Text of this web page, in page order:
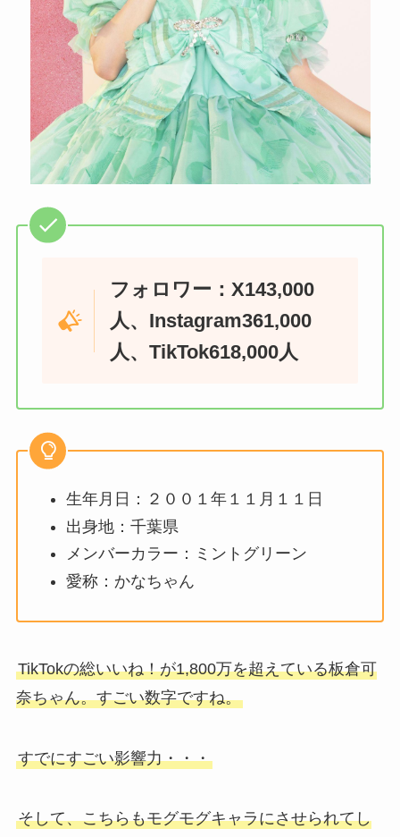
フォロワー：X143,000
人、Instagram361,000
人、TikTok618,000人
生年月日：２００１年１１月１１日
出身地：千葉県
メンバーカラー：ミントグリーン
愛称：かなちゃん
TikTokの総いいね！が1,800万を超えている板倉可
奈ちゃん。すごい数字ですね。
すでにすごい影響力・・・
そして、こちらもモグモグキャラにさせられてし